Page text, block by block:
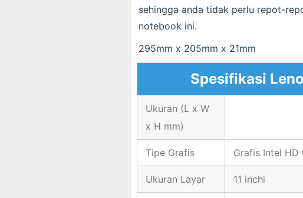
sehingga anda tidak perlu repot-
notebook ini.
295mm x 205mm x 21mm
Spesifikasi
Ukuran (L x W
x H mm)
Tipe Grafis Grafis Intel HD
Ukuran Layar 11 inchi